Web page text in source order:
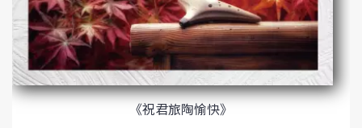
《祝君旅陶愉快》